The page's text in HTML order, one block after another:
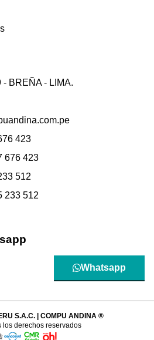
- BREÑA - LIMA.
423
676 423
512
233 512
Whatsapp
S.A.C. | COMPU ANDINA ®
los derechos reservados